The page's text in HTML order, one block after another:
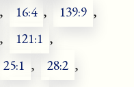
, 16:4 , 139:9 ,
, 121:1 ,
25:1 , 28:2 ,